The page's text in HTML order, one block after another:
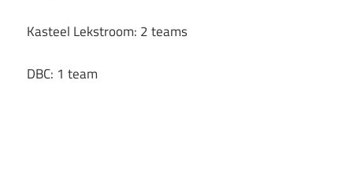
Kasteel Lekstroom: 2 teams
DBC: 1 team